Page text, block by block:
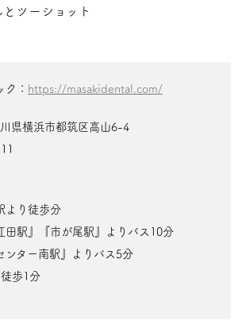
ツーショット
： https://masakidental.com/
県横浜市都筑区高山6-4
より徒歩分
田駅』『市が尾駅』よりバス10分
ンター南駅』よりバス5分
歩1分